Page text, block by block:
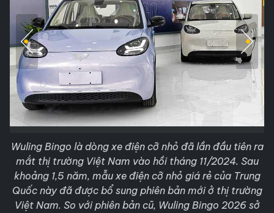
Wuling Bingo là dòng xe điện cỡ nhỏ đã lần đầu tiên ra
mắt thị trường Việt Nam vào hồi tháng 11/2024. Sau
khoảng 1,5 năm, mẫu xe điện cỡ nhỏ giá rẻ của Trung
Quốc này đã được bổ sung phiên bản mới ở thị trường
Việt Nam. So với phiên bản cũ, Wuling Bingo 2026 sở